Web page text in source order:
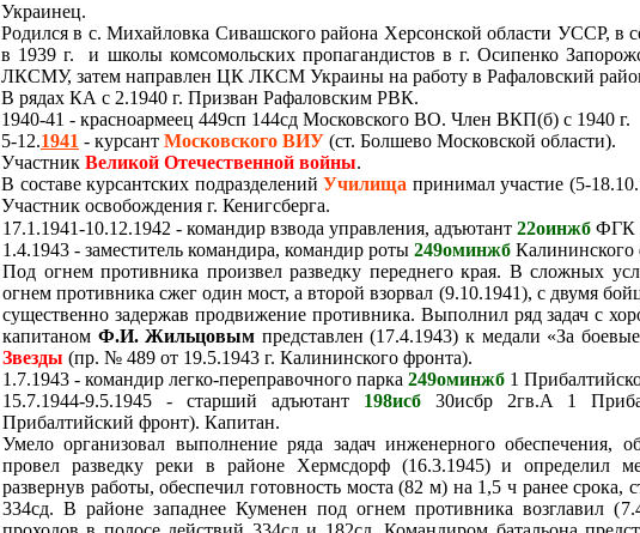
Украинец.
Родился в с. Михайловка Сивашского района Херсонской области УССР, в
в 1939 г. и школы комсомольских пропагандистов в г. Осипенко
ЛКСМУ, затем направлен ЦК ЛКСМ Украины на работу в Рафаловский
В рядах КА с 2.1940 г. Призван Рафаловским РВК.
1940-41 - красноармеец 449сп 144сд Московского ВО. Член ВКП(б) с 1940 г.
5-12.1941 - курсант Московского ВИУ (ст. Болшево Московской области).
Участник Великой Отечественной войны.
В составе курсантских подразделений Училища принимал участие (5-
Участник освобождения г. Кенигсберга.
17.1.1941-10.12.1942 - командир взвода управления, адъютант 22оинжб ФГК
1.4.1943 - заместитель командира, командир роты 249оминжб Калининского
Под огнем противника произвел разведку переднего края. В сложных
огнем противника сжег один мост, а второй взорвал (9.10.1941), с двумя
существенно задержав продвижение противника. Выполнил ряд задач с
капитаном Ф.И. Жильцовым представлен (17.4.1943) к медали «За
Звезды (пр. № 489 от 19.5.1943 г. Калининского фронта).
1.7.1943 - командир легко-переправочного парка 249оминжб 1
15.7.1944-9.5.1945 - старший адъютант 198исб30исбр 2гв.А 1
Прибалтийский фронт). Капитан.
Умело организовал выполнение ряда задач инженерного обеспечения,
провел разведку реки в районе Хермсдорф (16.3.1945) и определил
развернув работы, обеспечил готовность моста (82 м) на 1,5 ч ранее срока,
334сд. В районе западнее Куменен под огнем противника возглавил